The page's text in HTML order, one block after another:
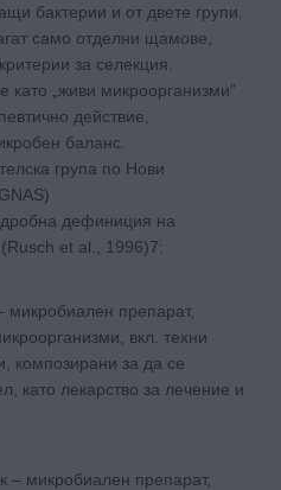
бактерии и от двете групи.
само отделни щамове,
за селекция.
като „живи микроорганизми”
действие,
баланс.
група по Нови
дефиниция на
et al., 1996)7:
препарат,
вкл. техни
композирани за да се
като лекарство за лечение и
– микробиален препарат,